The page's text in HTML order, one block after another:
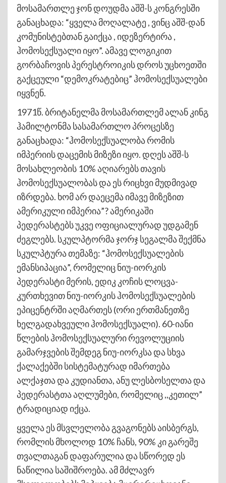
მოსამართლე ჯონ დოუდმა აშშ-ს კონგრესში
განაცხადა: “ყველა მოღალატე , ვინც აშშ-დან
კომუნისტებთან გაიქცა , იდეზერტირა ,
ჰომოსექსუალი იყო”. ამავე ლოგიკით
გორბაჩოვის პერესტროიკის დროს უცხოეთში
გაქცეული “დემოკრატებიც” ჰომოსექსუალები
იყვნენ.
1971წ. ბრიტანელმა მოსამართლემ ალან კინგ
ჰამილტონმა სასამართლო პროცესზე
განაცხადა: “ჰომოსექსუალობა რომის
იმპერიის დაცემის მიზეზი იყო. დღეს აშშ-ს
მოსახლეობის 10% აღიარებს თავის
ჰომოსექსუალობას და ეს რიცხვი მუდმივად
იზრდება. ხომ არ დაეცემა იმავე მიზეზით
ამერიკული იმპერია”? ამერიკაში
პედერასტებს უკვე ოფიციალურად უდგამენ
ძეგლებს. სკულპტორმა ჯორჯ სეგალმა შექმნა
სკულპტურა თემაზე: “ჰომოსექსუალების
ემანსიპაცია”, რომელიც ნიუ-იორკის
პედერასტი მერის, ედიკ კოჩის ლოცვა-
კურთხევით ნიუ-იორკის ჰომოსექსუალების
ეპიცენტრში აღმართეს (ორი ერთმანეთზე
ხელგადახვეული ჰომოსექსუალი). 60-იანი
წლების ჰომოსექსუალური რევოლუციის
გამარჯვების შემდეგ ნიუ-იორკსა და სხვა
ქალაქებში სისტემატურად იმართება
ალქაჯთა და კუდიანთა, ანუ ლესბოსელთა და
პედერასტთა აღლუმები, რომელიც ,,კეთილ”
ტრადიციად იქცა.
ყველა ეს მსვლელობა გვაგონებს აისბერგს,
რომლის მხოლოდ 10% ჩანს, 90% კი გარეშე
თვალთაგან დაფარულია და სწორედ ეს
ნაწილია საშიშროება. ამ მძლავრ